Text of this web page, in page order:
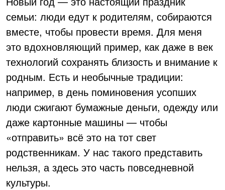
семьи: люди едут к родителям, собираются
вместе, чтобы провести время. Для меня
это вдохновляющий пример, как даже в век
технологий сохранять близость и внимание к
родным. Есть и необычные традиции:
например, в день поминовения усопших
люди сжигают бумажные деньги, одежду или
даже картонные машины — чтобы
«отправить» всё это на тот свет
родственникам. У нас такого представить
нельзя, а здесь это часть повседневной
культуры.